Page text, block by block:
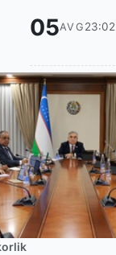
05AVG 23:02